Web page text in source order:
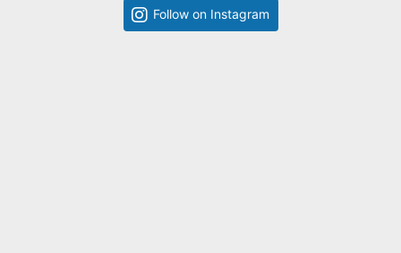
Follow on Instagram